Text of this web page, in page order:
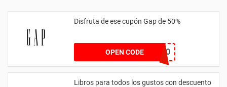
Disfruta de ese cupón Gap de 50%
OPEN CODEEXTRA50
Libros para todos los gustos con descuento